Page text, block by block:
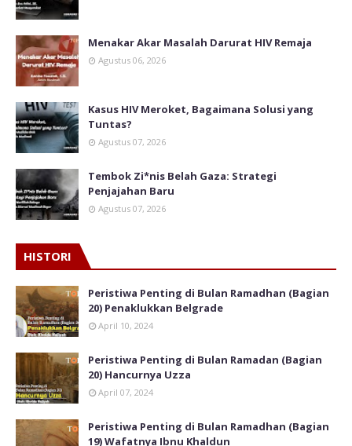
Menakar Akar Masalah Darurat HIV Remaja
Agustus 06, 2026
Kasus HIV Meroket, Bagaimana Solusi yang
Tuntas?
Agustus 07, 2026
Tembok Zi*nis Belah Gaza: Strategi
Penjajahan Baru
Agustus 07, 2026
HISTORI
Peristiwa Penting di Bulan Ramadhan (Bagian
20) Penaklukkan Belgrade
April 10, 2024
Peristiwa Penting di Bulan Ramadan (Bagian
20) Hancurnya Uzza
April 07, 2024
Peristiwa Penting di Bulan Ramadhan (Bagian
19) Wafatnya Ibnu Khaldun